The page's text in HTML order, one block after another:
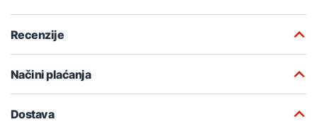
Recenzije
Načini plaćanja
Dostava